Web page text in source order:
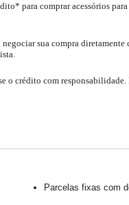
Dívidas
para comprar acessórios
sua compra diretamente
o crédito com responsabilidade.
Parcelas fixas com